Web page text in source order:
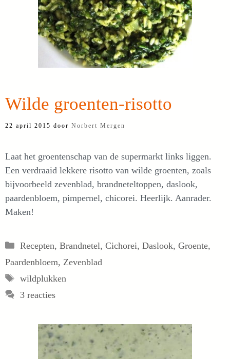
Wilde groenten-risotto
22 april 2015 door Norbert Mergen
Laat het groentenschap van de supermarkt links liggen.
Een verdraaid lekkere risotto van wilde groenten, zoals
bijvoorbeeld zevenblad, brandneteltoppen, daslook,
paardenbloem, pimpernel, chicorei. Heerlijk. Aanrader.
Maken!
Categorieën
Recepten, Brandnetel, Cichorei, Daslook, Groente,
Paardenbloem, Zevenblad
Tags
wildplukken
3 reacties